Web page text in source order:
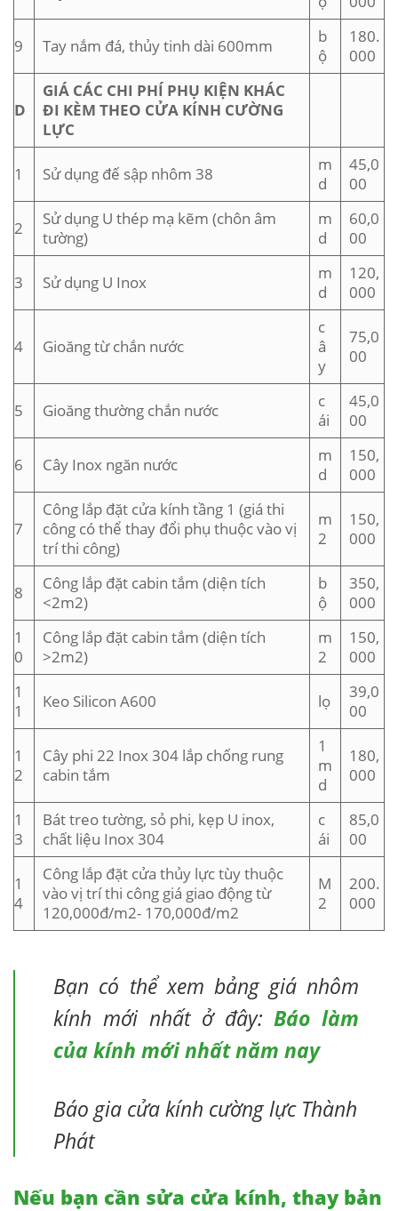
9 Tay nắm đá, thủy tinh dài 600mm
b
ộ
180.
000
D
GIÁ CÁC CHI PHÍ PHỤ KIỆN KHÁC
ĐI KÈM THEO CỬA KÍNH CƯỜNG
LỰC
1 Sử dụng đế sập nhôm 38
m
d
45,0
00
2
Sử dụng U thép mạ kẽm (chôn âm
tường)
m
d
60,0
00
3 Sử dụng U Inox
m
d
120,
000
4 Gioăng từ chắn nước
c
â
y
75,0
00
5 Gioăng thường chắn nước
c
ái
45,0
00
6 Cây Inox ngăn nước
m
d
150,
000
7
Công lắp đặt cửa kính tầng 1 (giá thi
công có thể thay đổi phụ thuộc vào vị
trí thi công)
m
2
150,
000
8
Công lắp đặt cabin tắm (diện tích
<2m2)
b
ộ
350,
000
1
0
Công lắp đặt cabin tắm (diện tích
>2m2)
m
2
150,
000
1
1
Keo Silicon A600 lọ
39,0
00
1
2
Cây phi 22 Inox 304 lắp chống rung
cabin tắm
1
m
d
180,
000
1
3
Bát treo tường, sỏ phi, kẹp U inox,
chất liệu Inox 304
c
ái
85,0
00
1
4
Công lắp đặt cửa thủy lực tùy thuộc
vào vị trí thi công giá giao động từ
120,000đ/m2- 170,000đ/m2
M
2
200.
000
Bạn có thể xem bảng giá nhôm
kính mới nhất ở đây:Báo làm
của kính mới nhất năm nay
Báo gia cửa kính cường lực Thành
Phát
Nếu bạn cần sửa cửa kính, thay bản